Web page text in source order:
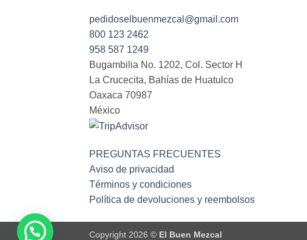
pedidoselbuenmezcal@gmail.com
800 123 2462
958 587 1249
Bugambilia No. 1202, Col. Sector H
La Crucecita, Bahías de Huatulco
Oaxaca 70987
México
PREGUNTAS FRECUENTES
Aviso de privacidad
Términos y condiciones
Política de devoluciones y reembolsos
Copyright 2026 © El Buen Mezcal